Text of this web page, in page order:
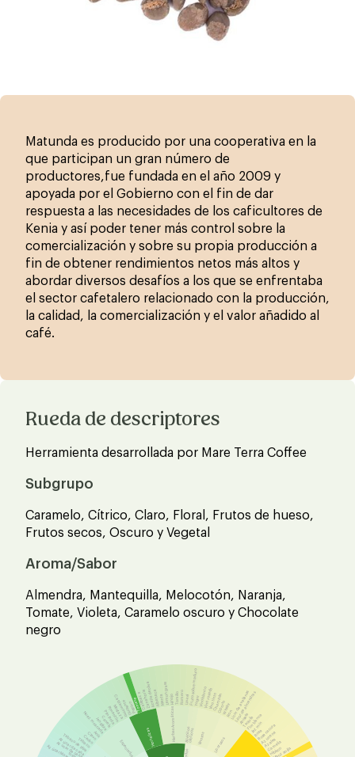
Matunda es producido por una cooperativa en la
que participan un gran número de
productores,fue fundada en el año 2009 y
apoyada por el Gobierno con el fin de dar
respuesta a las necesidades de los caficultores de
Kenia y así poder tener más control sobre la
comercialización y sobre su propia producción a
fin de obtener rendimientos netos más altos y
abordar diversos desafíos a los que se enfrentaba
el sector cafetalero relacionado con la producción,
la calidad, la comercialización y el valor añadido al
café.
Rueda de descriptores
Herramienta desarrollada por Mare Terra Coffee
Subgrupo
Caramelo, Cítrico, Claro, Floral, Frutos de hueso,
Frutos secos, Oscuro y Vegetal
Aroma/Sabor
Almendra, Mantequilla, Melocotón, Naranja,
Tomate, Violeta, Caramelo oscuro y Chocolate
negro
Hortalizas Hierbas Aromáticas AcéticosLácticos Vinosos Licorosos
Especiados
GuisantePepinoTomateCalabazaZanahoriaAceite de olivaAlbahacaMentaLemon grass HinojoTomilloRomero Laurel Fruto sobre maduroYogurVino blancoVino rosadoVino tintoChampánOportoWhiskyRonLicor de avellanas
Licor de almendras
AniseteTequila
Flor blanca
Jazmín
RosaRosa oscura
Azucena
Azalea
Camelia
Hibisco
Manzanilla
Azúcar de caña
Azúcar de caña
Tabaco de pipa
Tabaco
Cedro
ClavoAnís
Nuez moscada
Jengibre
Canela
Pimienta
Pimentón
Mostaza
Cardamomo